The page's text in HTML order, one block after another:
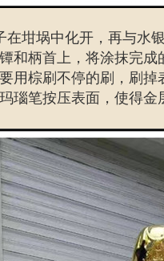
在坩埚中化开，再与水
和柄首上，将涂抹完
用棕刷不停的刷，刷
瑙笔按压表面，使得金